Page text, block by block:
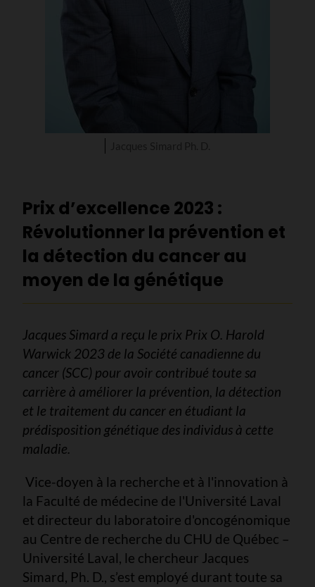
Prix d’excellence 2023 :
Révolutionner la prévention et
la détection du cancer au
moyen de la génétique
Jacques Simard a reçu le prix Prix O. Harold
Warwick 2023 de la Société canadienne du
cancer (SCC) pour avoir contribué toute sa
carrière à améliorer la prévention, la détection
et le traitement du cancer en étudiant la
prédisposition génétique des individus à cette
maladie.
Vice-doyen à la recherche et à l'innovation à
la Faculté de médecine de l'Université Laval
et directeur du laboratoire d'oncogénomique
au Centre de recherche du CHU de Québec –
Université Laval, le chercheur Jacques
Simard, Ph. D., s’est employé durant toute sa